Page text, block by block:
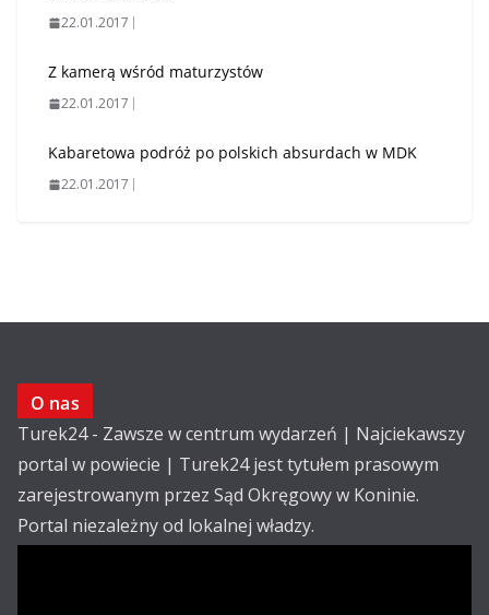
22.01.2017
Z kamerą wśród maturzystów
22.01.2017
Kabaretowa podróż po polskich absurdach w MDK
22.01.2017
O nas
Turek24 - Zawsze w centrum wydarzeń | Najciekawszy
portal w powiecie | Turek24 jest tytułem prasowym
zarejestrowanym przez Sąd Okręgowy w Koninie.
Portal niezależny od lokalnej władzy.